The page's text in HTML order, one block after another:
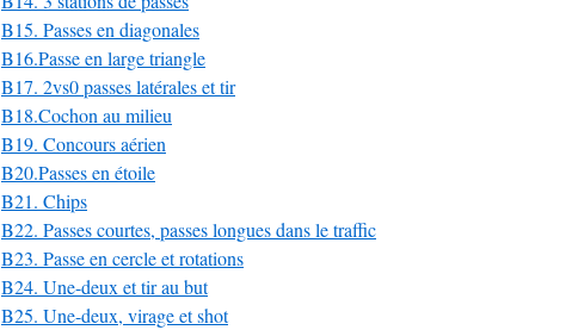
B15. Passes en diagonales
B16.Passe en large triangle
B17. 2vs0 passes latérales et tir
B18.Cochon au milieu
B19. Concours aérien
B20.Passes en étoile
B21. Chips
B22. Passes courtes, passes longues dans le traffic
B23. Passe en cercle et rotations
B24. Une-deux et tir au but
B25. Une-deux, virage et shot